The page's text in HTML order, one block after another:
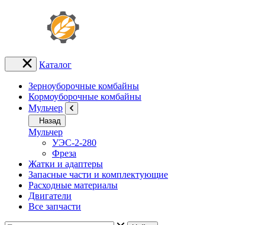
Каталог
Зерноуборочные комбайны
Кормоуборочные комбайны
Мульчер
Назад
Мульчер
УЭС-2-280
Фреза
Жатки и адаптеры
Запасные части и комплектующие
Расходные материалы
Двигатели
Все запчасти